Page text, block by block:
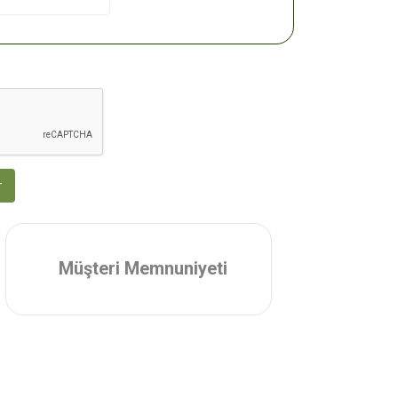
Müşteri Memnuniyeti